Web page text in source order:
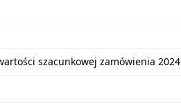
szacunkowej zamówienia 2024